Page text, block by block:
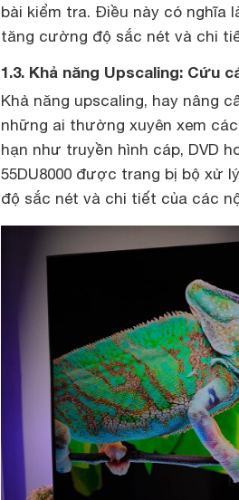
bài kiểm tra. Điều này có nghĩa
tăng cường độ sắc nét và chi
1.3. Khả năng Upscaling: Cứu
Khả năng upscaling, hay nâng
những ai thường xuyên xem
hạn như truyền hình cáp, DVD
55DU8000 được trang bị bộ xử
độ sắc nét và chi tiết của các